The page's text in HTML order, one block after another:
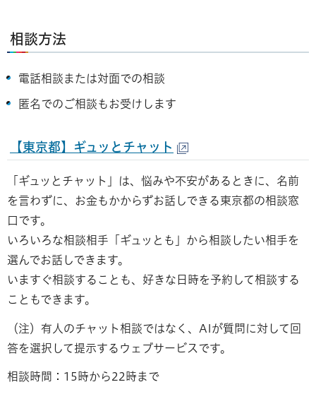
相談方法
電話相談または対面での相談
匿名でのご相談もお受けします
【東京都】ギュッとチャット
「ギュッとチャット」は、悩みや不安があるときに、名前
を言わずに、お金もかからずお話しできる東京都の相談窓
口です。
いろいろな相談相手「ギュッとも」から相談したい相手を
選んでお話しできます。
いますぐ相談することも、好きな日時を予約して相談する
こともできます。
（注）有人のチャット相談ではなく、AIが質問に対して回
答を選択して提示するウェブサービスです。
相談時間：15時から22時まで